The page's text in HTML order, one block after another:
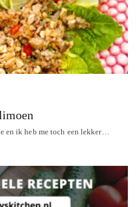
en ik heb me toch een lekker…